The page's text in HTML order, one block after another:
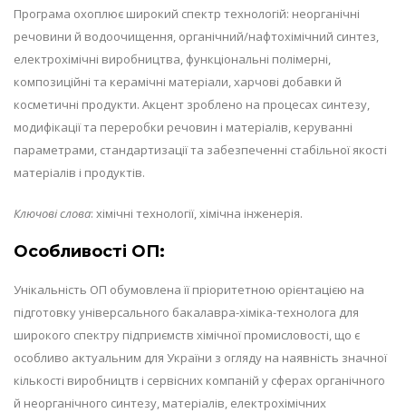
Програма охоплює широкий спектр технологій: неорганічні
речовини й водоочищення, органічний/нафтохімічний синтез,
електрохімічні виробництва, функціональні полімерні,
композиційні та керамічні матеріали, харчові добавки й
косметичні продукти. Акцент зроблено на процесах синтезу,
модифікації та переробки речовин і матеріалів, керуванні
параметрами, стандартизації та забезпеченні стабільної якості
матеріалів і продуктів.
Ключові слова: хімічні технології, хімічна інженерія.
Особливості ОП:
Унікальність ОП обумовлена її пріоритетною орієнтацією на
підготовку універсального бакалавра-хіміка-технолога для
широкого спектру підприємств хімічної промисловості, що є
особливо актуальним для України з огляду на наявність значної
кількості виробництв і сервісних компаній у сферах органічного
й неорганічного синтезу, матеріалів, електрохімічних